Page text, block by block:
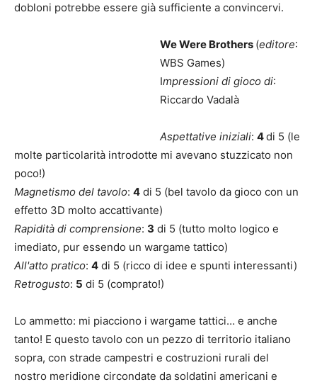
dobloni potrebbe essere già sufficiente a convincervi.
We Were Brothers (editore:
WBS Games)
Impressioni di gioco di:
Riccardo Vadalà
Aspettative iniziali: 4di 5 (le
molte particolarità introdotte mi avevano stuzzicato non
poco!)
Magnetismo del tavolo: 4 di 5 (bel tavolo da gioco con un
effetto 3D molto accattivante)
Rapidità di comprensione: 3 di 5 (tutto molto logico e
imediato, pur essendo un wargame tattico)
All'atto pratico: 4 di 5 (ricco di idee e spunti interessanti)
Retrogusto: 5 di 5 (comprato!)
Lo ammetto: mi piacciono i wargame tattici… e anche
tanto! E questo tavolo con un pezzo di territorio italiano
sopra, con strade campestri e costruzioni rurali del
nostro meridione circondate da soldatini americani e